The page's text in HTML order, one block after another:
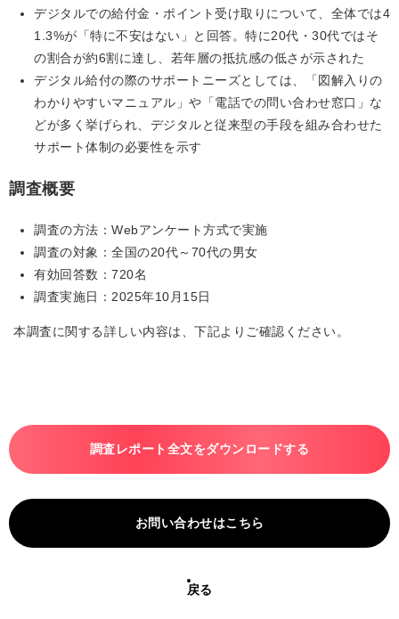
デジタルでの給付金・ポイント受け取りについて、全体では4
1.3%が「特に不安はない」と回答。特に20代・30代ではそ
の割合が約6割に達し、若年層の抵抗感の低さが示された
デジタル給付の際のサポートニーズとしては、「図解入りの
わかりやすいマニュアル」や「電話での問い合わせ窓口」な
どが多く挙げられ、デジタルと従来型の手段を組み合わせた
サポート体制の必要性を示す
調査概要
調査の方法：Webアンケート方式で実施
調査の対象：全国の20代～70代の男女
有効回答数：720名
調査実施日：2025年10月15日
本調査に関する詳しい内容は、下記よりご確認ください。
調査レポート全文をダウンロードする
お問い合わせはこちら
戻る